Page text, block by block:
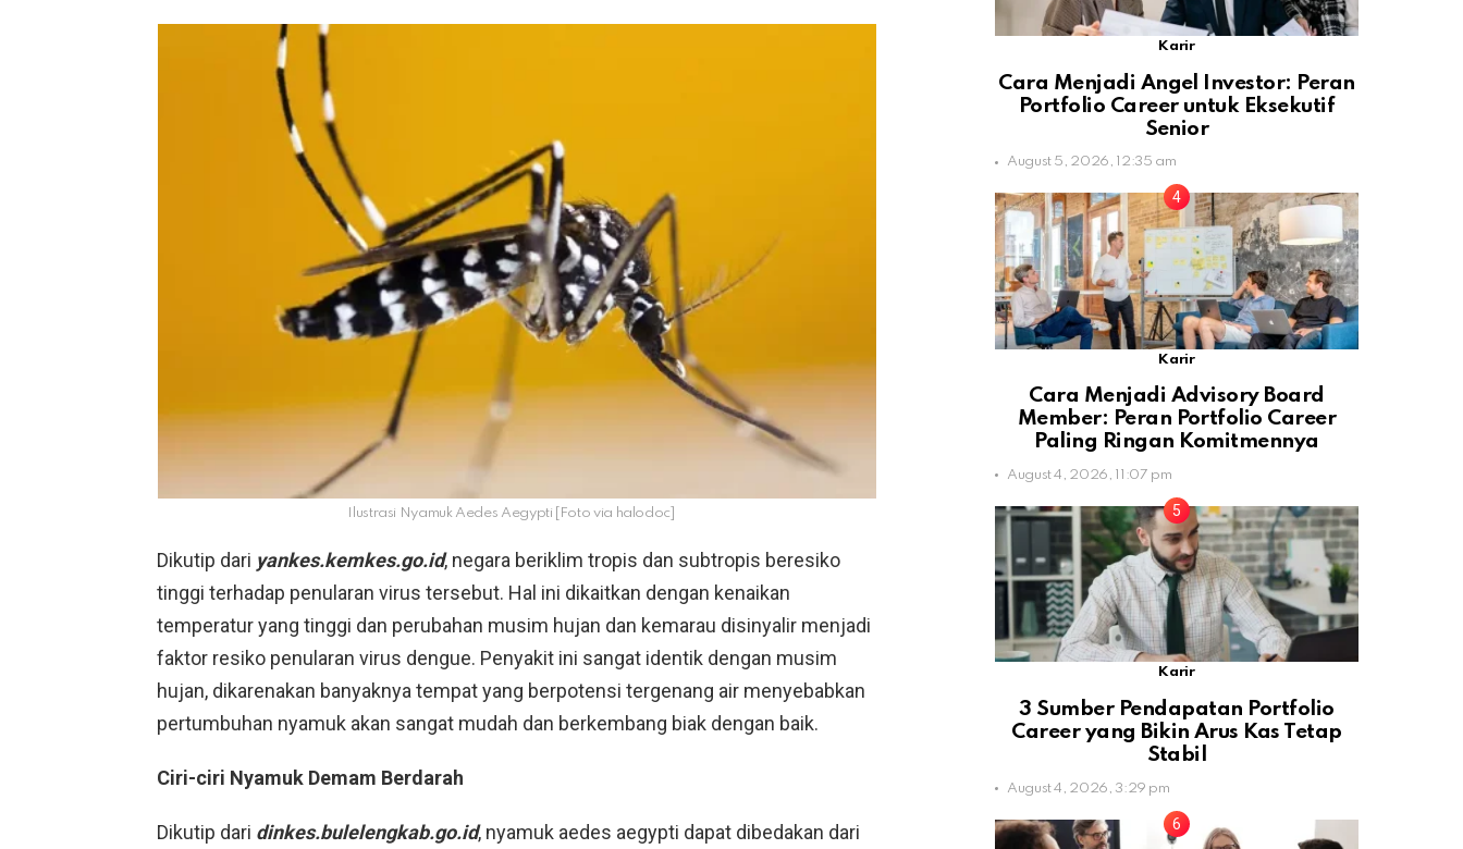
Ilustrasi Nyamuk Aedes Aegypti [Foto via halodoc]
Dikutip dari yankes.kemkes.go.id, negara beriklim tropis dan subtropis beresiko
tinggi terhadap penularan virus tersebut. Hal ini dikaitkan dengan kenaikan
temperatur yang tinggi dan perubahan musim hujan dan kemarau disinyalir menjadi
faktor resiko penularan virus dengue. Penyakit ini sangat identik dengan musim
hujan, dikarenakan banyaknya tempat yang berpotensi tergenang air menyebabkan
pertumbuhan nyamuk akan sangat mudah dan berkembang biak dengan baik.
Ciri-ciri Nyamuk Demam Berdarah
Dikutip dari dinkes.bulelengkab.go.id, nyamuk aedes aegypti dapat dibedakan dari
Karir
Cara Menjadi Angel Investor: Peran
Portfolio Career untuk Eksekutif
Senior
August 5, 2026, 12:35 am
Karir
Cara Menjadi Advisory Board
Member: Peran Portfolio Career
Paling Ringan Komitmennya
August 4, 2026, 11:07 pm
Karir
3 Sumber Pendapatan Portfolio
Career yang Bikin Arus Kas Tetap
Stabil
August 4, 2026, 3:29 pm